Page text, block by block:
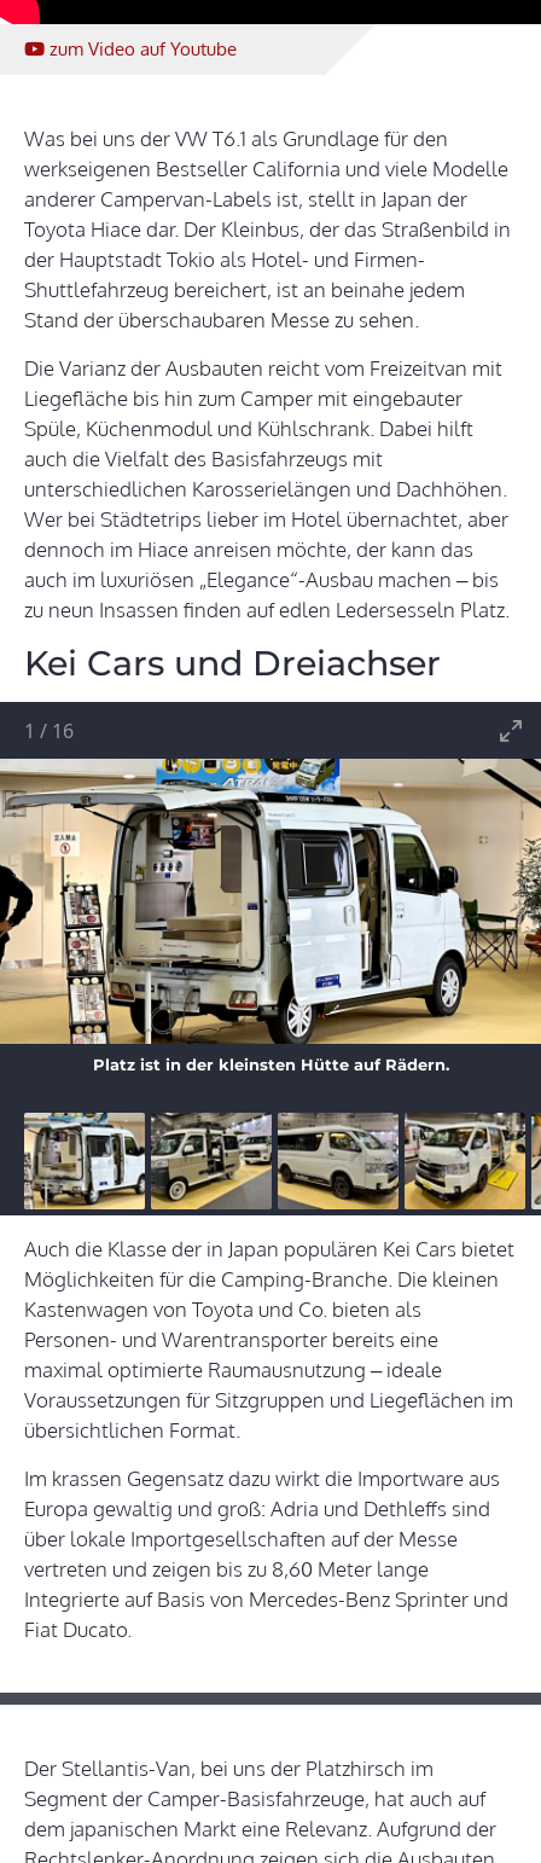
zum Video auf Youtube
Was bei uns der VW T6.1 als Grundlage für den
werkseigenen Bestseller California und viele Modelle
anderer Campervan-Labels ist, stellt in Japan der
Toyota Hiace dar. Der Kleinbus, der das Straßenbild in
der Hauptstadt Tokio als Hotel- und Firmen-
Shuttlefahrzeug bereichert, ist an beinahe jedem
Stand der überschaubaren Messe zu sehen.
Die Varianz der Ausbauten reicht vom Freizeitvan mit
Liegefläche bis hin zum Camper mit eingebauter
Spüle, Küchenmodul und Kühlschrank. Dabei hilft
auch die Vielfalt des Basisfahrzeugs mit
unterschiedlichen Karosserielängen und Dachhöhen.
Wer bei Städtetrips lieber im Hotel übernachtet, aber
dennoch im Hiace anreisen möchte, der kann das
auch im luxuriösen „Elegance“-Ausbau machen – bis
zu neun Insassen finden auf edlen Ledersesseln Platz.
Kei Cars und Dreiachser
Platz ist in der kleinsten Hütte auf Rädern.
1 / 16
Auch die Klasse der in Japan populären Kei Cars bietet
Möglichkeiten für die Camping-Branche. Die kleinen
Kastenwagen von Toyota und Co. bieten als
Personen- und Warentransporter bereits eine
maximal optimierte Raumausnutzung – ideale
Voraussetzungen für Sitzgruppen und Liegeflächen im
übersichtlichen Format.
Im krassen Gegensatz dazu wirkt die Importware aus
Europa gewaltig und groß: Adria und Dethleffs sind
über lokale Importgesellschaften auf der Messe
vertreten und zeigen bis zu 8,60 Meter lange
Integrierte auf Basis von Mercedes-Benz Sprinter und
Fiat Ducato.
Der Stellantis-Van, bei uns der Platzhirsch im
Segment der Camper-Basisfahrzeuge, hat auch auf
dem japanischen Markt eine Relevanz. Aufgrund der